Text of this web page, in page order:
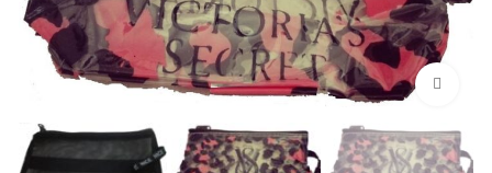
بزرگنمایی تصویر